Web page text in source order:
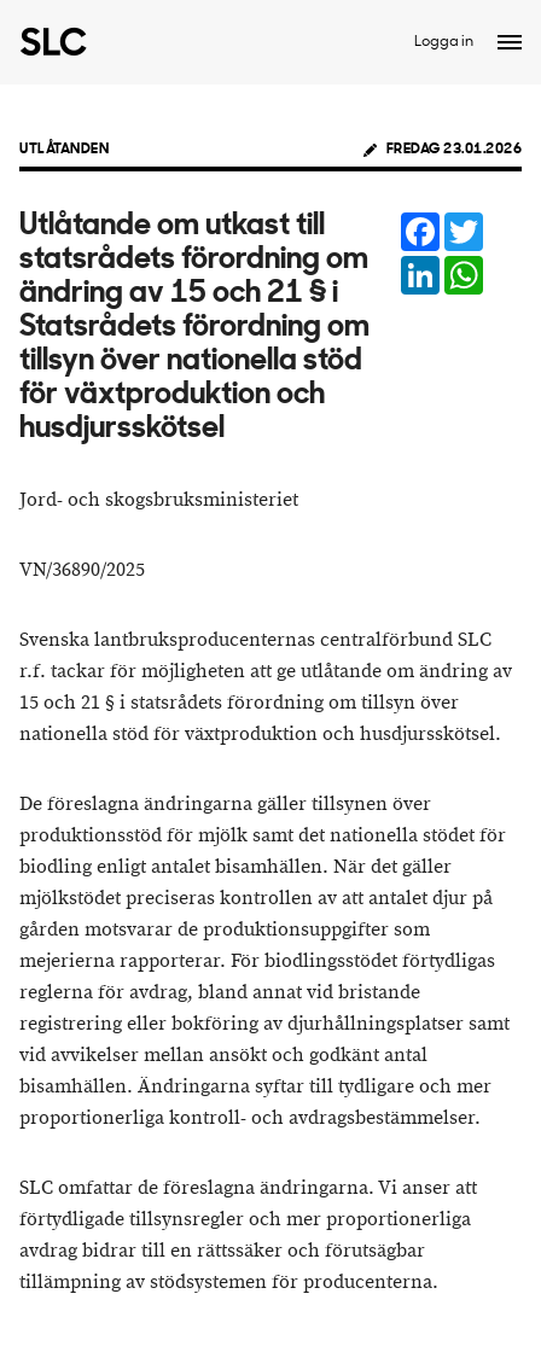
Logga in
UTLÅTANDEN FREDAG 23.01.2026
Utlåtande om utkast till
statsrådets förordning om
ändring av 15 och 21 § i
Statsrådets förordning om
tillsyn över nationella stöd
för växtproduktion och
husdjursskötsel
Facebook
LinkedIn
Jord- och skogsbruksministeriet
VN/36890/2025
Svenska lantbruksproducenternas centralförbund SLC
r.f. tackar för möjligheten att ge utlåtande om ändring av
15 och 21 § i statsrådets förordning om tillsyn över
nationella stöd för växtproduktion och husdjursskötsel.
De föreslagna ändringarna gäller tillsynen över
produktionsstöd för mjölk samt det nationella stödet för
biodling enligt antalet bisamhällen. När det gäller
mjölkstödet preciseras kontrollen av att antalet djur på
gården motsvarar de produktionsuppgifter som
mejerierna rapporterar. För biodlingsstödet förtydligas
reglerna för avdrag, bland annat vid bristande
registrering eller bokföring av djurhållningsplatser samt
vid avvikelser mellan ansökt och godkänt antal
bisamhällen. Ändringarna syftar till tydligare och mer
proportionerliga kontroll- och avdragsbestämmelser.
SLC omfattar de föreslagna ändringarna. Vi anser att
förtydligade tillsynsregler och mer proportionerliga
avdrag bidrar till en rättssäker och förutsägbar
tillämpning av stödsystemen för producenterna.